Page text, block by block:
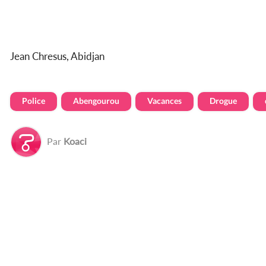
Jean Chresus, Abidjan
Police Abengourou Vacances Drogue
Par Koaci